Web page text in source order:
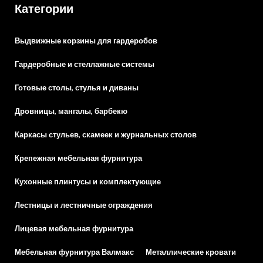
Категории
Выдвижные корзины для гардеробов
Гардеробные и стеллажные системы
Готовые столы, стулья и диваны
Дровницы, мангалы, барбекю
Каркасы стульев, скамеек и журнальных столов
Крепежная мебельная фурнитура
Кухонные плинтусы и комплектующие
Лестницы и лестничные ограждения
Лицевая мебельная фурнитура
Мебельная фурнитура Валмакс Металлические кровати